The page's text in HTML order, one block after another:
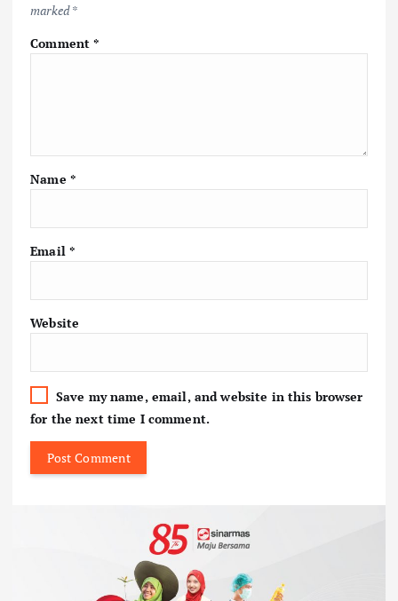
marked*
Comment*
Name *
Email *
Website
Save my name, email, and website in this browser
for the next time I comment.